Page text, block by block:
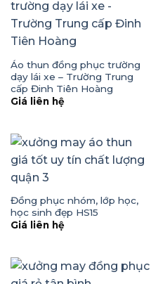
Áo thun đồng phục trường
dạy lái xe – Trường Trung
cấp Đinh Tiên Hoàng
Giá liên hệ
Đồng phục nhóm, lớp học,
học sinh đẹp HS15
Giá liên hệ